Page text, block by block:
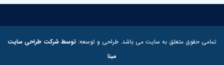
تمامی حقوق متعلق به سایت می باشد. طراحی و توسعه: توسط شرکت طراحی سایت
مبنا